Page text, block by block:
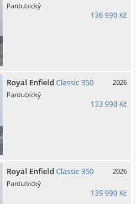
Pardubický
136 990 Kč
Royal Enfield Classic 350
2026
Pardubický
133 990 Kč
Royal Enfield Classic 350
2026
Pardubický
139 990 Kč